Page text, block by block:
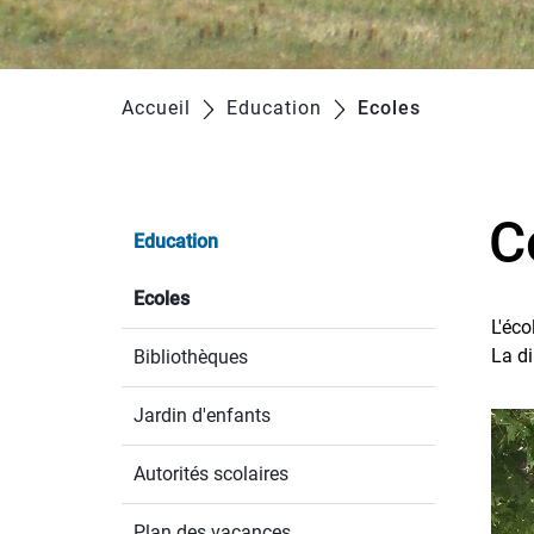
Accueil Education Ecoles
Education
Ecoles(sélectionné)
Bibliothèques
Jardin d'enfants
Autorités scolaires
La